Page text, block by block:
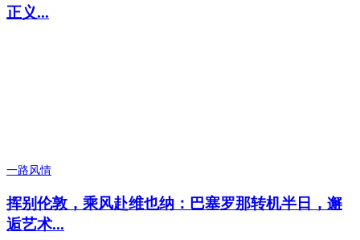
正义...
一路风情
挥别伦敦，乘风赴维也纳：巴塞罗那转机半日，邂
逅艺术...